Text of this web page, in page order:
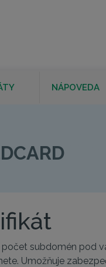
NÁPOVEDA
subdomén pod
Umožňuje